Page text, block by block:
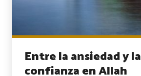
Entre la ansiedad y la
confianza en Allah